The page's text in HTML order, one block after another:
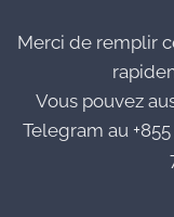
Merci de remplir
Vous pouvez
Telegram au